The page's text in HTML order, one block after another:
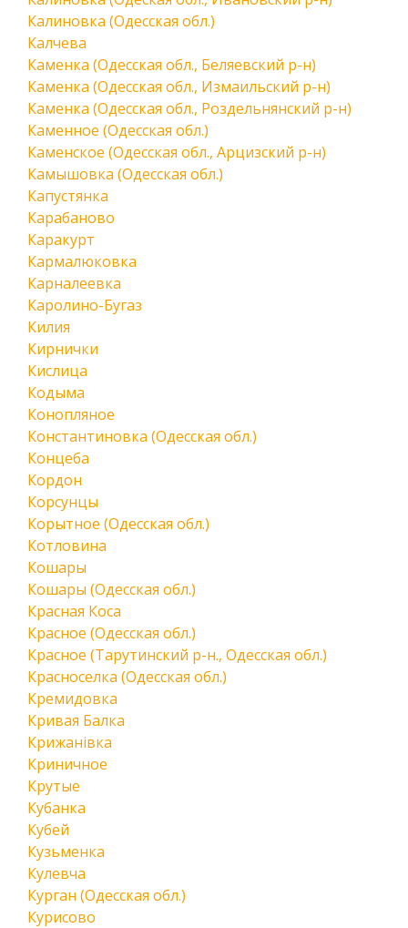
Калиновка (Одесская обл.)
Калчева
Каменка (Одесская обл., Беляевский р-н)
Каменка (Одесская обл., Измаильский р-н)
Каменка (Одесская обл., Роздельнянский р-н)
Каменное (Одесская обл.)
Каменское (Одесская обл., Арцизский р-н)
Камышовка (Одесская обл.)
Капустянка
Карабаново
Каракурт
Кармалюковка
Карналеевка
Каролино-Бугаз
Килия
Кирнички
Кислица
Кодыма
Конопляное
Константиновка (Одесская обл.)
Концеба
Кордон
Корсунцы
Корытное (Одесская обл.)
Котловина
Кошары
Кошары (Одесская обл.)
Красная Коса
Красное (Одесская обл.)
Красное (Тарутинский р-н., Одесская обл.)
Красноселка (Одесская обл.)
Кремидовка
Кривая Балка
Крижанівка
Криничное
Крутые
Кубанка
Кубей
Кузьменка
Кулевча
Курган (Одесская обл.)
Курисово